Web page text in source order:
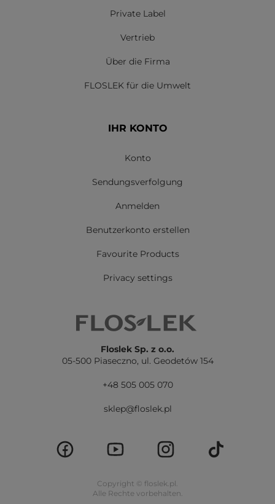
Private Label
Vertrieb
Über die Firma
FLOSLEK für die Umwelt
IHR KONTO
Konto
Sendungsverfolgung
Anmelden
Benutzerkonto erstellen
Favourite Products
Privacy settings
Floslek Sp. z o.o.
05-500 Piaseczno, ul. Geodetów 154
+48 505 005 070
sklep@floslek.pl
Copyright © floslek.pl.
Alle Rechte vorbehalten.